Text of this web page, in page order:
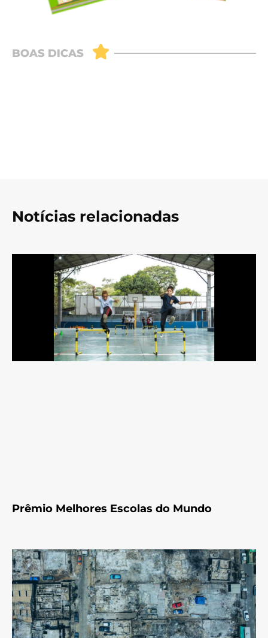
Notícias relacionadas
Prêmio Melhores Escolas do Mundo